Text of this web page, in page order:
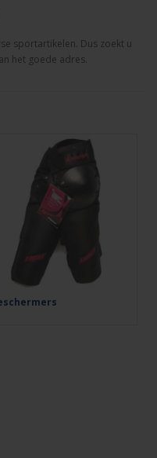
sportartikelen. Dus zoekt u
het goede adres.